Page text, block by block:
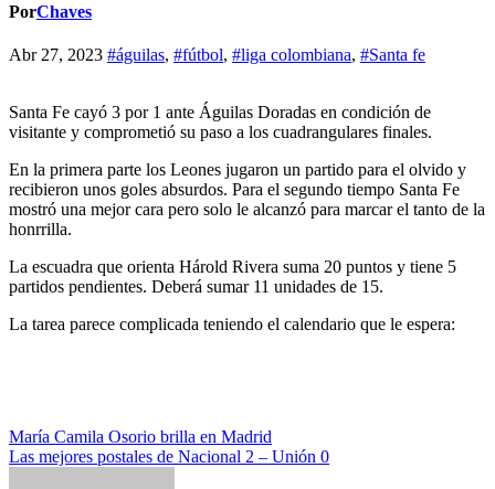
PorChaves
Abr 27, 2023 #águilas, #fútbol, #liga colombiana, #Santa fe
Santa Fe cayó 3 por 1 ante Águilas Doradas en condición de
visitante y comprometió su paso a los cuadrangulares finales.
En la primera parte los Leones jugaron un partido para el olvido y
recibieron unos goles absurdos. Para el segundo tiempo Santa Fe
mostró una mejor cara pero solo le alcanzó para marcar el tanto de la
honrrilla.
La escuadra que orienta Hárold Rivera suma 20 puntos y tiene 5
partidos pendientes. Deberá sumar 11 unidades de 15.
La tarea parece complicada teniendo el calendario que le espera:
Navegación
de
María Camila Osorio brilla en Madrid
Las mejores postales de Nacional 2 – Unión 0